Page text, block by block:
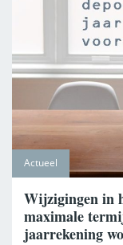
Actueel
Wijzigingen in
maximale
jaarrekening